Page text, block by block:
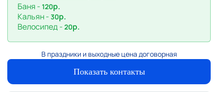
Баня - 120р.
Кальян - 30р.
Велосипед - 20р.
В праздники и выходные цена договорная
Показать контакты